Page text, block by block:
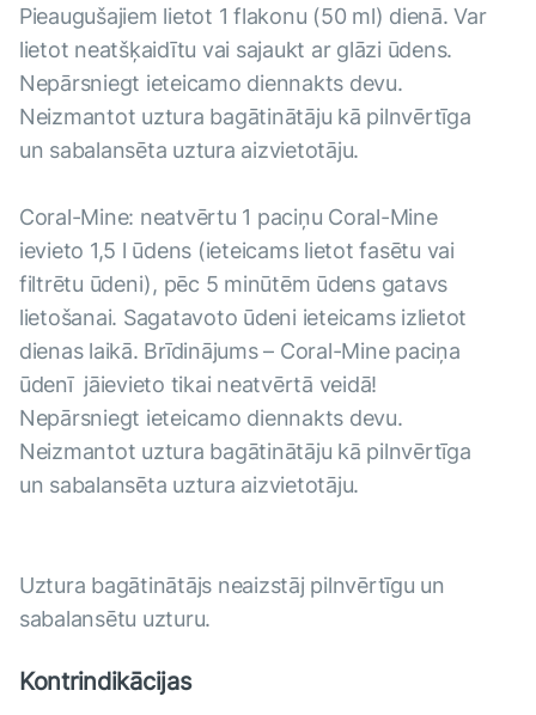
Pieaugušajiem lietot 1 flakonu (50 ml) dienā. Var
lietot neatšķaidītu vai sajaukt ar glāzi ūdens.
Nepārsniegt ieteicamo diennakts devu.
Neizmantot uztura bagātinātāju kā pilnvērtīga
un sabalansēta uztura aizvietotāju.
Coral-Mine: neatvērtu 1 paciņu Coral-Mine
ievieto 1,5 l ūdens (ieteicams lietot fasētu vai
filtrētu ūdeni), pēc 5 minūtēm ūdens gatavs
lietošanai. Sagatavoto ūdeni ieteicams izlietot
dienas laikā. Brīdinājums – Coral-Mine paciņa
ūdenī jāievieto tikai neatvērtā veidā!
Nepārsniegt ieteicamo diennakts devu.
Neizmantot uztura bagātinātāju kā pilnvērtīga
un sabalansēta uztura aizvietotāju.
Uztura bagātinātājs neaizstāj pilnvērtīgu un
sabalansētu uzturu.
Kontrindikācijas